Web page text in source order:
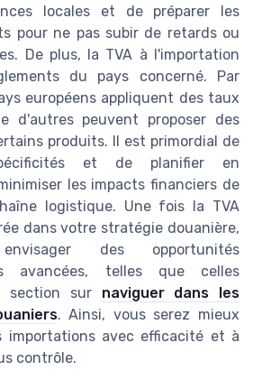
locales et de préparer les
pour ne pas subir de retards ou
De plus, la TVA à l'importation
du pays concerné. Par
européens appliquent des taux
d'autres peuvent proposer des
produits. Il est primordial de
et de planifier en
les impacts financiers de
logistique. Une fois la TVA
dans votre stratégie douanière,
des opportunités
avancées, telles que celles
section sur naviguer dans les
. Ainsi, vous serez mieux
importations avec efficacité et à
contrôle.